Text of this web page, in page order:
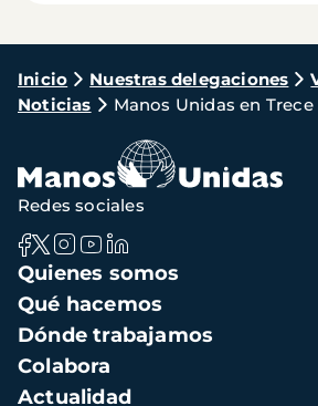
Ruta
de
navegación
Inicio Nuestras delegaciones
Noticias
Manos Unidas en Trece
Navegación
principal
Quienes somos
Qué hacemos
Dónde trabajamos
Colabora
Actualidad
Redes sociales